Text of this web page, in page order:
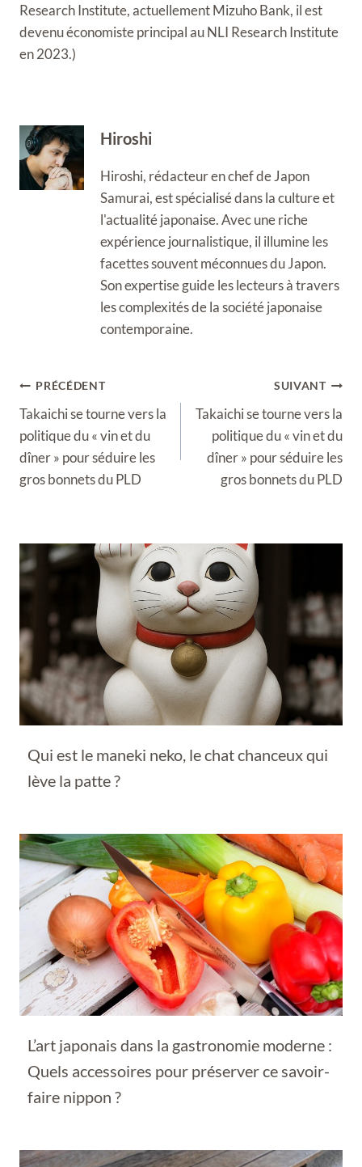
Research Institute, actuellement Mizuho Bank, il est
devenu économiste principal au NLI Research Institute
en 2023.)
Hiroshi
Hiroshi, rédacteur en chef de Japon
Samurai, est spécialisé dans la culture et
l'actualité japonaise. Avec une riche
expérience journalistique, il illumine les
facettes souvent méconnues du Japon.
Son expertise guide les lecteurs à travers
les complexités de la société japonaise
contemporaine.
Navigation
de
l’article
PRÉCÉDENT
Takaichi se tourne vers la
politique du « vin et du
dîner » pour séduire les
gros bonnets du PLD
SUIVANT
Takaichi se tourne vers la
politique du « vin et du
dîner » pour séduire les
gros bonnets du PLD
Qui est le maneki neko, le chat chanceux qui
lève la patte ?
L’art japonais dans la gastronomie moderne :
Quels accessoires pour préserver ce savoir-
faire nippon ?